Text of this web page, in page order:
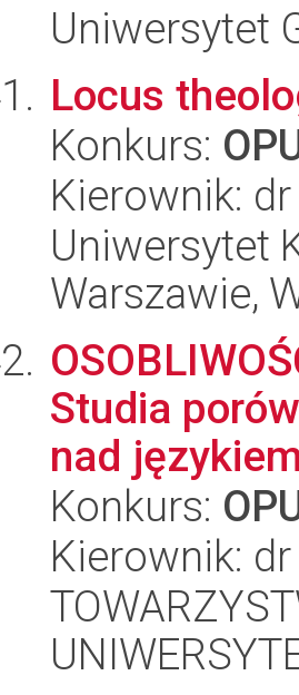
Uniwersytet
Locus
Konkurs:
Kierownik:
Uniwersytet
Warszawie,
Studia
nad
Konkurs:
Kierownik: